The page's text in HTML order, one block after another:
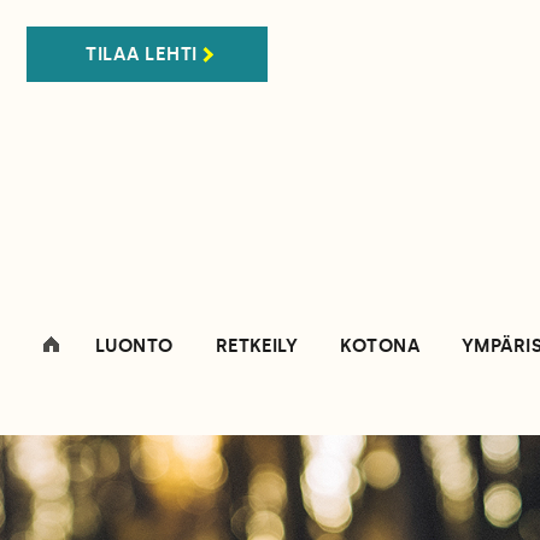
TILAA LEHTI
LUONTO RETKEILY KOTONA